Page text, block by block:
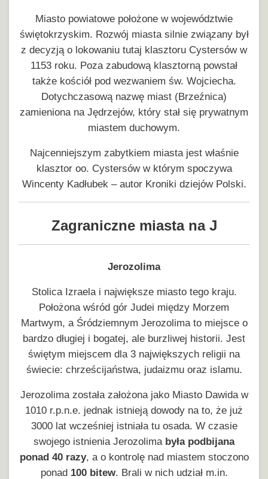
Miasto powiatowe położone w województwie
świętokrzyskim. Rozwój miasta silnie związany był
z decyzją o lokowaniu tutaj klasztoru Cystersów w
1153 roku. Poza zabudową klasztorną powstał
także kościół pod wezwaniem św. Wojciecha.
Dotychczasową nazwę miast (Brzeźnica)
zamieniona na Jędrzejów, który stał się prywatnym
miastem duchowym.
Najcenniejszym zabytkiem miasta jest właśnie
klasztor oo. Cystersów w którym spoczywa
Wincenty Kadłubek – autor Kroniki dziejów Polski.
Zagraniczne miasta na J
Jerozolima
Stolica Izraela i największe miasto tego kraju.
Położona wśród gór Judei między Morzem
Martwym, a Śródziemnym Jerozolima to miejsce o
bardzo długiej i bogatej, ale burzliwej historii. Jest
świętym miejscem dla 3 największych religii na
świecie: chrześcijaństwa, judaizmu oraz islamu.
Jerozolima została założona jako Miasto Dawida w
1010 r.p.n.e. jednak istnieją dowody na to, że już
3000 lat wcześniej istniała tu osada. W czasie
swojego istnienia Jerozolima była podbijana
ponad 40 razy, a o kontrolę nad miastem stoczono
ponad 100 bitew. Brali w nich udział m.in.